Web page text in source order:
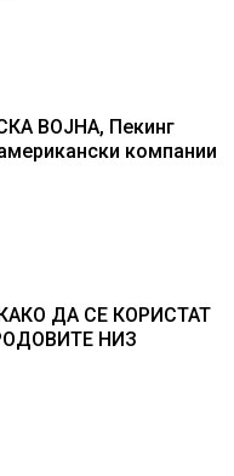
ВОЈНА, Пекинг
компании
ДА СЕ КОРИСТАТ
НИЗ